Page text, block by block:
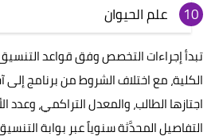
علم الحيوان
تبدأ إجراءات التخصص وفق قواعد
الكلية، مع اختلاف الشروط من برنامج
اجتازها الطالب، والمعدل التراكمي، وعدد
التفاصيل المحدَّثة سنوياً عبر بوابة